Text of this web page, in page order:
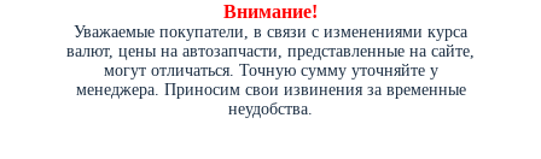
Внимание!
Уважаемые покупатели, в связи с изменениями курса
валют, цены на автозапчасти, представленные на сайте,
могут отличаться. Точную сумму уточняйте у
менеджера. Приносим свои извинения за временные
неудобства.